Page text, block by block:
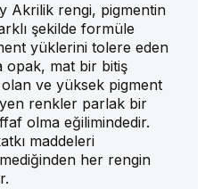
Akrilik rengi, pigmentin
şekilde formüle
yüklerini tolere eden
mat bir bitiş
ve yüksek pigment
renkler parlak bir
olma eğilimindedir.
maddeleri
her rengin